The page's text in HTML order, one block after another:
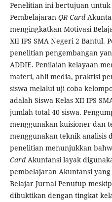
Penelitian ini bertujuan
Pembelajaran QR Card
mengingkatkan Motivasi
XII IPS SMA Negeri 2 Bantul.
penelitian pengembangan
ADDIE. Penilaian kelayaan
materi, ahli media, praktisi
siswa melalui uji coba
adalah Siswa Kelas XII IPS
jumlah total 40 siswa.
menggunakan kuisioner dan
menggunakan teknik analisis
penelitian menunjukkan
Card Akuntansi layak
pembelajaran Akuntansi
Belajar Jurnal Penutup
dibuktikan dengan tingkat